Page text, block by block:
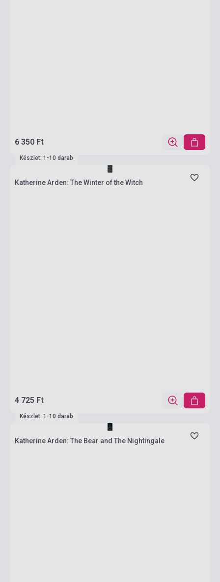
6 350 Ft
Készlet: 1-10 darab
Katherine Arden: The Winter of the Witch
4 725 Ft
Készlet: 1-10 darab
Katherine Arden: The Bear and The Nightingale